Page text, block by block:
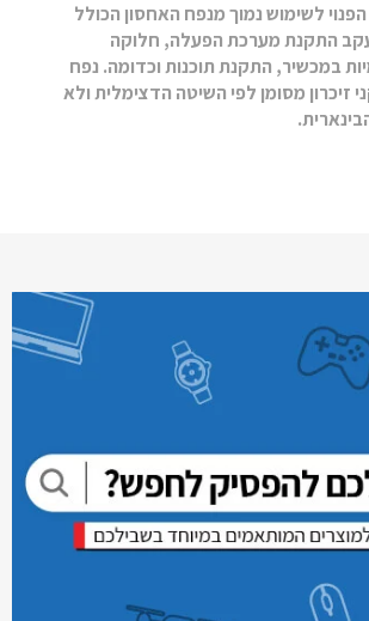
לשימוש נמוך מנפח האחסון הכולל
התקנת מערכת הפעלה, חלוקה
במכשיר, התקנת תוכנות וכדומה. נפח
זיכרון מסומן לפי השיטה הדצימלית ולא